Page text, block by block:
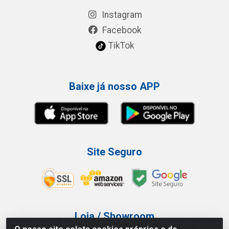
Instagram
Facebook
TikTok
Baixe já nosso APP
Site Seguro
Loja / Showroom